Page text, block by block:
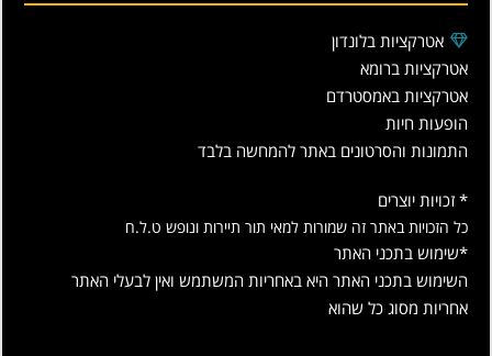
אטרקציות בלונדון
אטרקציות ברומא
אטרקציות באמסטרדם
הופעות חיות
התמונות והסרטונים באתר להמחשה בלבד
* זכויות יוצרים
כל הזכויות באתר זה שמורות למאי תור תיירות ונופש ט.ל.ח
*שימוש בתכני האתר
השימוש בתכני האתר היא באחריות המשתמש ואין לבעלי האתר
אחריות מסוג כל שהוא